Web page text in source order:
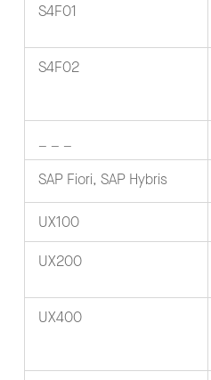
S4F01
S4F02
SAP Fiori, SAP Hybris
UX100
UX200
UX400